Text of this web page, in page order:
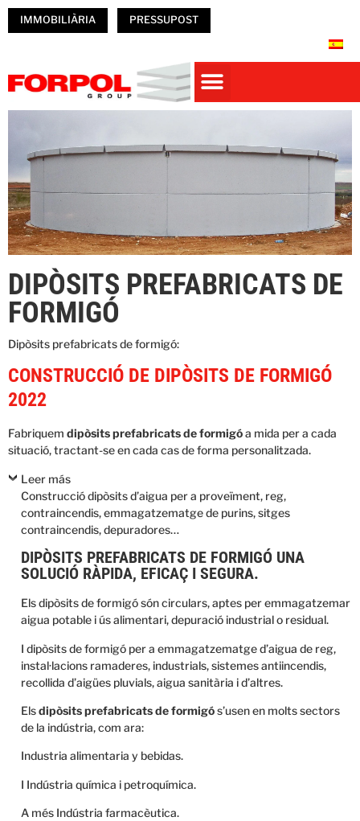
IMMOBILIÀRIA PRESSUPOST
DIPÒSITS PREFABRICATS DE
FORMIGÓ
Dipòsits prefabricats de formigó:
CONSTRUCCIÓ DE DIPÒSITS DE FORMIGÓ
2022
Fabriquem dipòsits prefabricats de formigóa mida per a cada
situació, tractant-se en cada cas de forma personalitzada.
Leer más
Construcció dipòsits d’aigua per a proveïment, reg,
contraincendis, emmagatzematge de purins, sitges
contraincendis, depuradores…
DIPÒSITS PREFABRICATS DE FORMIGÓ UNA
SOLUCIÓ RÀPIDA, EFICAÇ I SEGURA.
Els dipòsits de formigó són circulars, aptes per emmagatzemar
aigua potable i ús alimentari, depuració industrial o residual.
I dipòsits de formigó per a emmagatzematge d’aigua de reg,
instal·lacions ramaderes, industrials, sistemes antiincendis,
recollida d’aigües pluvials, aigua sanitària i d’altres.
Elsdipòsits prefabricatsde formigós’usen en molts sectors
de la indústria, com ara:
Industria alimentaria y bebidas.
I Indústria química i petroquímica.
A més Indústria farmacèutica.